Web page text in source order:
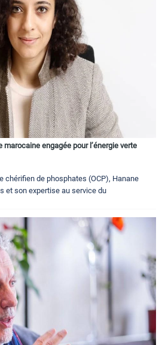
marocaine engagée pour l’énergie verte
chérifien de phosphates (OCP), Hanane
et son expertise au service du